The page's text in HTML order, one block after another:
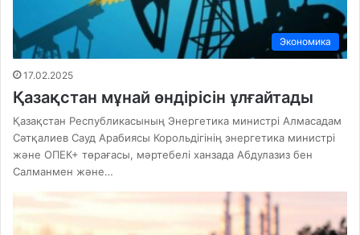
Экономика
17.02.2025
Қазақстан мұнай өндірісін ұлғайтады
Қазақстан Республикасының Энергетика министрі Алмасадам
Сәтқалиев Сауд Арабиясы Корольдігінің энергетика министрі
және ОПЕК+ төрағасы, мәртебелі ханзада Абдулазиз бен
Салманмен және…